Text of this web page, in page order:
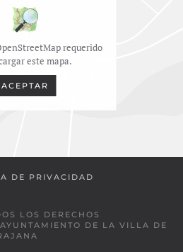
requerido
este mapa.
ACEPTAR
DE PRIVACIDAD
LOS DERECHOS
DE LA VILLA DE